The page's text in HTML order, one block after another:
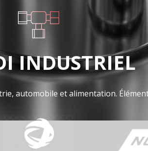
INDUSTRIEL
automobile et alimentation.